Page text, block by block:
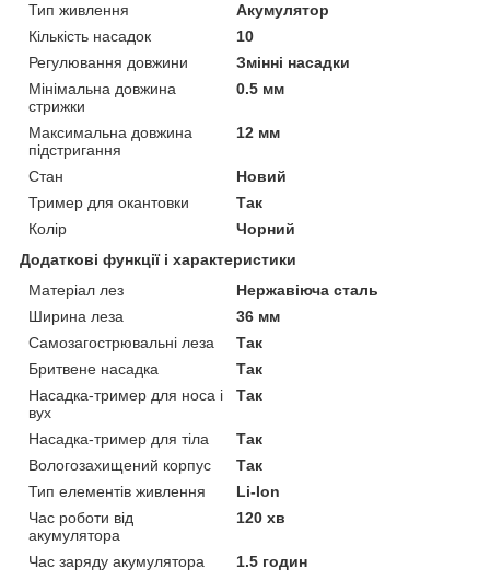
Тип живлення
Акумулятор
Кількість насадок
10
Регулювання довжини
Змінні насадки
Мінімальна довжина
стрижки
0.5 мм
Максимальна довжина
підстригання
12 мм
Стан
Новий
Тример для окантовки
Так
Колір
Чорний
Додаткові функції і характеристики
Матеріал лез
Нержавіюча сталь
Ширина леза
36 мм
Самозагострювальні леза
Так
Бритвене насадка
Так
Насадка-тример для носа і
вух
Так
Насадка-тример для тіла
Так
Вологозахищений корпус
Так
Тип елементів живлення
Li-Ion
Час роботи від
акумулятора
120 хв
Час заряду акумулятора
1.5 годин